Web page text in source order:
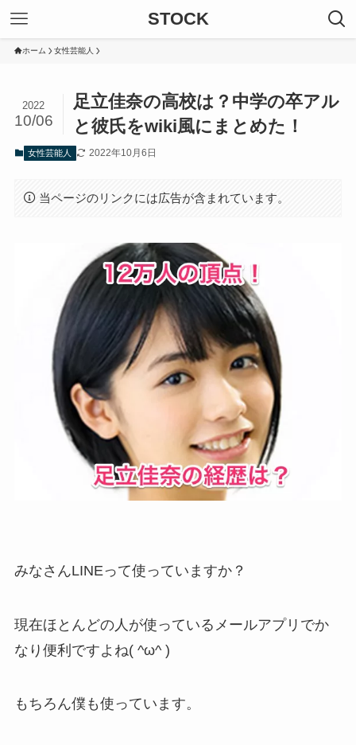
STOCK
ホーム 女性芸能人
足立佳奈の高校は？中学の卒アル
と彼氏をwiki風にまとめた！
2022
10/06
女性芸能人 2022年10月6日
当ページのリンクには広告が含まれています。
みなさんLINEって使っていますか？
現在ほとんどの人が使っているメールアプリでか
なり便利ですよね( ^ω^ )
もちろん僕も使っています。